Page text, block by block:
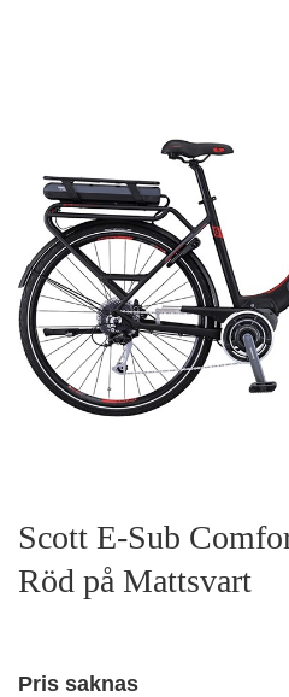
Scott E-Sub
Röd på Mattsvart
Pris saknas